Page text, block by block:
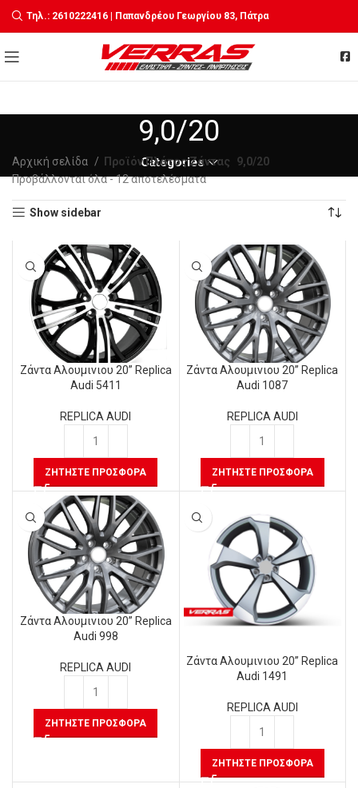
Τηλ.: 2610222416 | Παπανδρέου Γεωργίου 83, Πάτρα
9,0/20
Categories
Αρχική σελίδα Προϊόν Πλάτος Ζάντας
9,0/20
Προβάλλονται όλα - 12 αποτελέσματαSorted
Show sidebar
Ζάντα Αλουμινιου 20” Replica
Audi 5411
REPLICA AUDI
ΖΗΤΉΣΤΕ ΠΡΟΣΦΟΡΆ
Ζάντα Αλουμινιου 20” Replica
Audi 1087
REPLICA AUDI
ΖΗΤΉΣΤΕ ΠΡΟΣΦΟΡΆ
Ζάντα Αλουμινιου 20” Replica
Audi 998
REPLICA AUDI
ΖΗΤΉΣΤΕ ΠΡΟΣΦΟΡΆ
Ζάντα Aλουμινιου 20” Replica
Audi 1491
REPLICA AUDI
ΖΗΤΉΣΤΕ ΠΡΟΣΦΟΡΆ